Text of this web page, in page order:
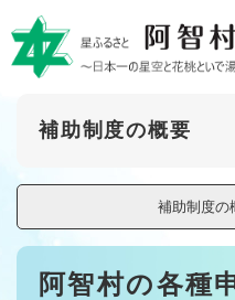
ー
ジ
補助制度の概要
補助制度の
本
阿智村の各種